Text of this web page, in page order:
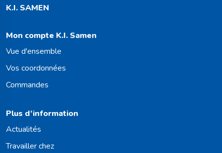
K.I. SAMEN
Mon compte K.I. Samen
Vue d'ensemble
Vos coordonnées
Commandes
Plus d’information
Actualités
Travailler chez